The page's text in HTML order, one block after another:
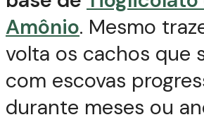
Amônio. Mesmo
volta os cachos que
com escovas
durante meses ou